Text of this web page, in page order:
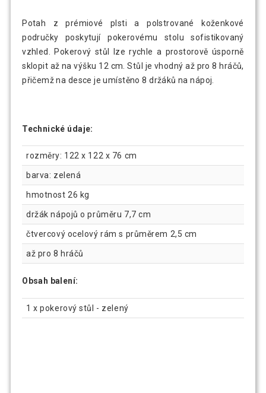
Potah z prémiové plsti a polstrované koženkové
područky poskytují pokerovému stolu sofistikovaný
vzhled. Pokerový stůl lze rychle a prostorově úsporně
sklopit až na výšku 12 cm. Stůl je vhodný až pro 8 hráčů,
přičemž na desce je umístěno 8 držáků na nápoj.
Technické údaje:
rozměry: 122 x 122 x 76 cm
barva: zelená
hmotnost 26 kg
držák nápojů o průměru 7,7 cm
čtvercový ocelový rám s průměrem 2,5 cm
až pro 8 hráčů
Obsah balení:
1 x pokerový stůl - zelený